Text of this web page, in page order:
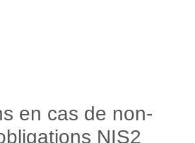
en cas de non-
NIS2